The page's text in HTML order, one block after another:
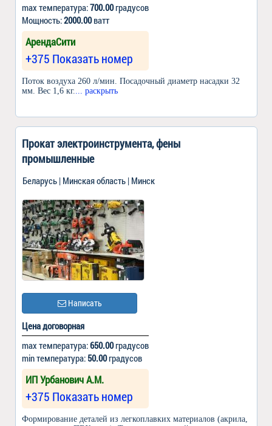
max температура:700.00градусов
Мощность:2000.00ватт
АрендаСити
+375 Показать номер
Поток воздуха 260 л/мин. Посадочный диаметр насадки 32
мм. Вес 1,6 кг.
... раскрыть
Прокат электроинструмента, фены
промышленные
Беларусь | Минская область | Минск
Написать
Цена договорная
max температура:650.00градусов
min температура: 50.00градусов
ИП Урбанович А.М.
+375 Показать номер
Формирование деталей из легкоплавких материалов (акрила,